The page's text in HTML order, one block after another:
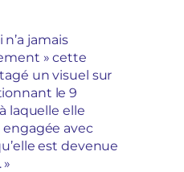
jamais
» cette
un visuel sur
le 9
laquelle elle
engagée avec
est devenue